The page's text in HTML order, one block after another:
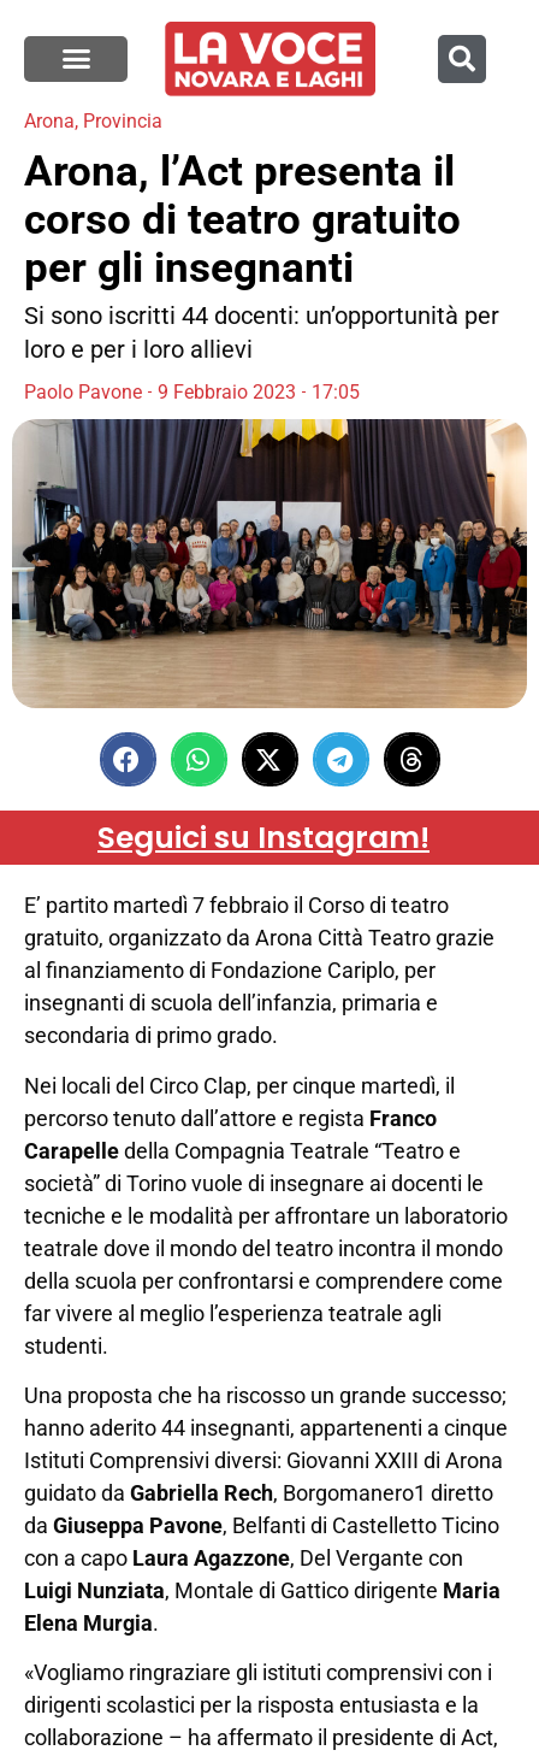
Arona, Provincia
Arona, l’Act presenta il
corso di teatro gratuito
per gli insegnanti
Si sono iscritti 44 docenti: un’opportunità per
loro e per i loro allievi
Paolo Pavone 9 Febbraio 2023 17:05
Seguici su Instagram!
E’ partito martedì 7 febbraio il Corso di teatro
gratuito, organizzato da Arona Città Teatro grazie
al finanziamento di Fondazione Cariplo, per
insegnanti di scuola dell’infanzia, primaria e
secondaria di primo grado.
Nei locali del Circo Clap, per cinque martedì, il
percorso tenuto dall’attore e regista Franco
Carapelledella Compagnia Teatrale “Teatro e
società” di Torino vuole di insegnare ai docenti le
tecniche e le modalità per affrontare un laboratorio
teatrale dove il mondo del teatro incontra il mondo
della scuola per confrontarsi e comprendere come
far vivere al meglio l’esperienza teatrale agli
studenti.
Una proposta che ha riscosso un grande successo;
hanno aderito 44 insegnanti, appartenenti a cinque
Istituti Comprensivi diversi: Giovanni XXIII di Arona
guidato da Gabriella Rech, Borgomanero1 diretto
da Giuseppa Pavone, Belfanti di Castelletto Ticino
con a capo Laura Agazzone, Del Vergante con
Luigi Nunziata, Montale di Gattico dirigente Maria
Elena Murgia.
«Vogliamo ringraziare gli istituti comprensivi con i
dirigenti scolastici per la risposta entusiasta e la
collaborazione – ha affermato il presidente di Act,